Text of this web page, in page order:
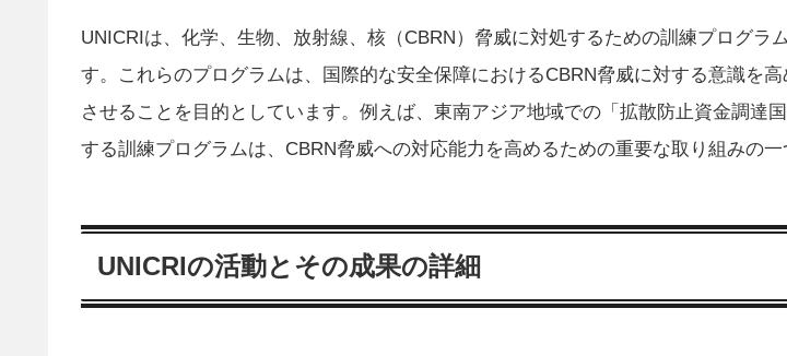
UNICRIは、化学、生物、放射線、核（CBRN）脅威に対処するための訓練プログラ
す。これらのプログラムは、国際的な安全保障におけるCBRN脅威に対する意識を
させることを目的としています。例えば、東南アジア地域での「拡散防止資金調達
する訓練プログラムは、CBRN脅威への対応能力を高めるための重要な取り組みの一
UNICRIの活動とその成果の詳細